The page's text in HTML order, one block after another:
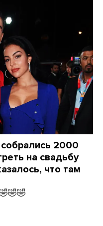
2000
на свадьбу
что там